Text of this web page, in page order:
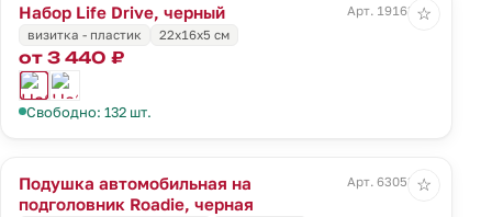
Набор Life Drive, черный
Арт. 19163.30
визитка - пластик
22х16х5 см
от 3 440 ₽
Свободно: 132 шт.
☆
Подушка автомобильная на
подголовник Roadie, черная
Арт. 63053.30
☆